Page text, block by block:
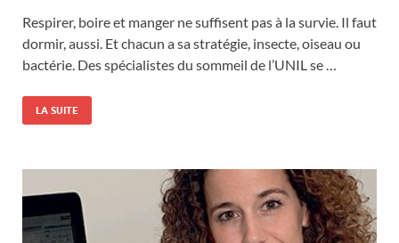
Respirer, boire et manger ne suffisent pas à la survie. Il faut
dormir, aussi. Et chacun a sa stratégie, insecte, oiseau ou
bactérie. Des spécialistes du sommeil de l’UNIL se …
LA SUITE